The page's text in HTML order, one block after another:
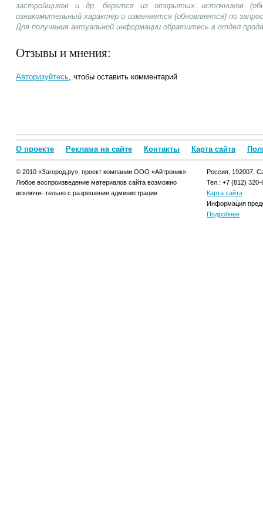
застройщиков и др. берется из открытых источников
ознакомительный характер и изменяется (обновляется) по
Для получения актуальной информации обратитесь в отдел
Отзывы и мнения:
Авторизуйтесь, чтобы оставить комментарий
О проекте Реклама на сайте Контакты Карта сайта
© 2010 «Загород.ру», проект компании ООО «Айтроник».
Любое воспроизведение материалов сайта возможно
исключи- тельно с разрешения администрации
Россия, 192007,
Тел.: +7 (812) 320-
Карта сайта
Информация
Подробнее